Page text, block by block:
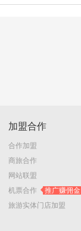
加盟合作
合作加盟
商旅合作
网站联盟
机票合作
推广赚佣金
旅游实体门店加盟